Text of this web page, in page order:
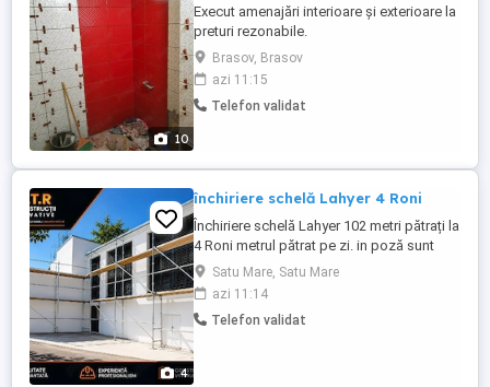
10
Execut amenajări interioare și exterioare la
preturi rezonabile.
Gresie,faianță,parchet,zugrăvit,gletuit,sape
etc. Pentru mai multe informații sunați la Nr
de tel
Brasov, Brasov
azi 11:15
Telefon validat
4
închiriere schelă Lahyer 4 Roni
Închiriere schelă Lahyer 102 metri pătrați la
4 Roni metrul pătrat pe zi. in poză sunt
18,5 m cu 5,5 m la nevoie de cantitate mai
mare colaborez și cu alte firme.. Oferim
Transport și montaj contra cost.
Satu Mare, Satu Mare
azi 11:14
Telefon validat